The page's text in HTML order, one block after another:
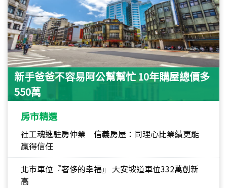
新手爸爸不容易阿公幫幫忙 10年購屋總價多
550萬
房市精選
社工魂進駐房仲業 信義房屋：同理心比業績更能
贏得信任
北市車位『奢侈的幸福』 大安坡道車位332萬創新
高